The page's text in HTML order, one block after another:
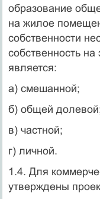
образование
на жилое
собственности
собственность
является:
а) смешанной;
б) общей
в) частной;
г) личной.
1.4. Для
утверждены